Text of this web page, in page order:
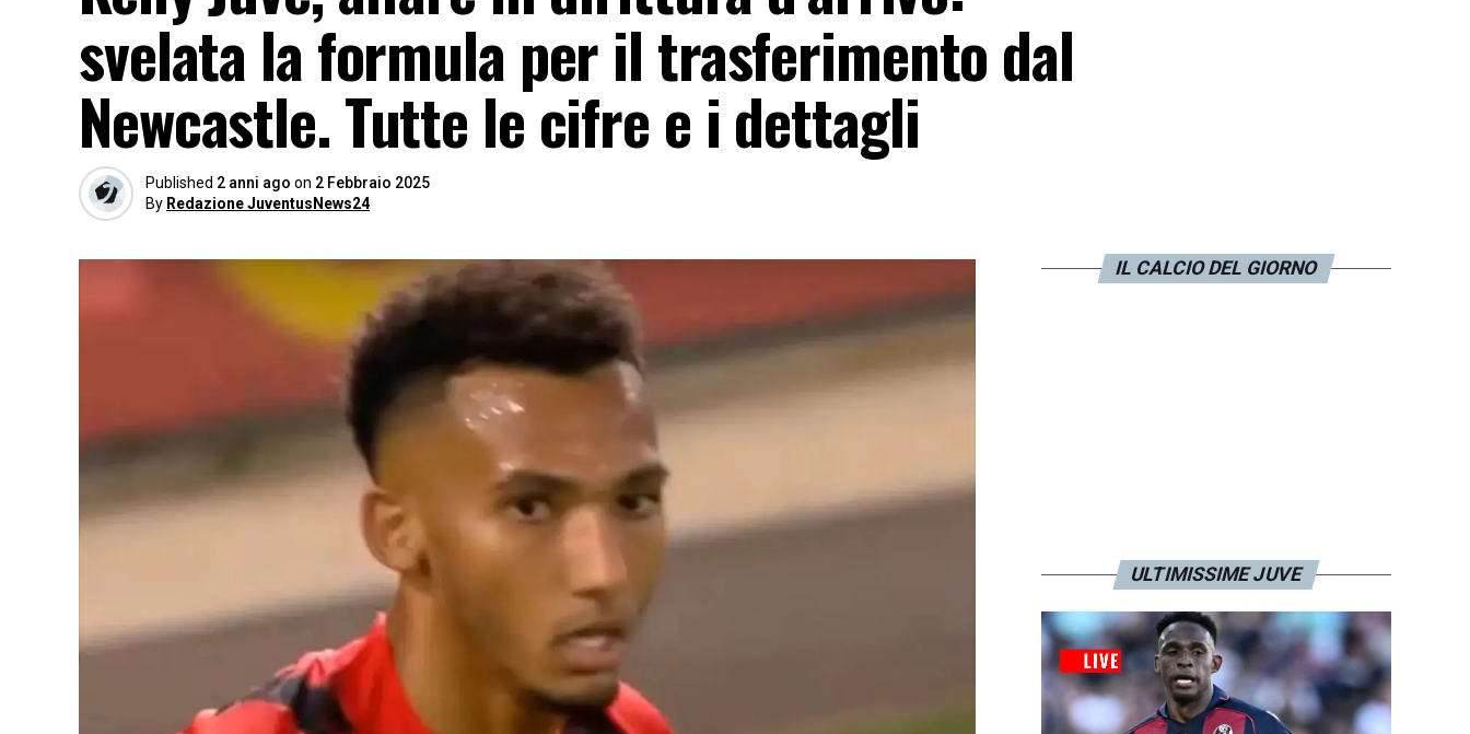
svelata la formula per il trasferimento dal
Newcastle. Tutte le cifre e i dettagli
Published 2 anni ago on 2 Febbraio 2025
By Redazione JuventusNews24
IL CALCIO DEL GIORNO
ULTIMISSIME JUVE